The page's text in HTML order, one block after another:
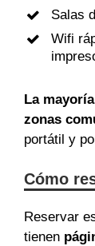
Salas
Wifi
La
zonas
portátil y
Cómo
Reservar
tienen